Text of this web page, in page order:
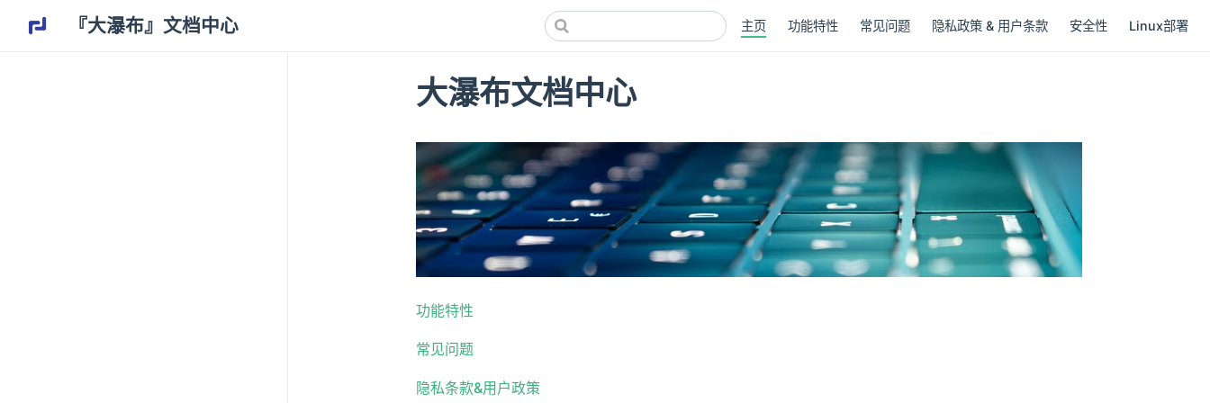
『大瀑布』文档中心 主页 功能特性 常见问题 隐私政策 & 用户条款 安全性 Linux部署
大瀑布文档中心
功能特性
常见问题
隐私条款&用户政策